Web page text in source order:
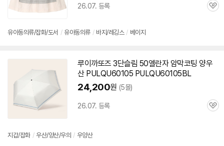
26.07. 등록
관
유아동의류/잡화/도서 / 유아동의류 / 바지/레깅스 / 베이지
루이까또즈 3단슬림 50엘란자 암막코팅 양우
산 PULQU60105 PULQU60105BL
24,200원 (5몰)
26.07. 등록
관
지갑/잡화 / 우산/양산/우의 / 우양산